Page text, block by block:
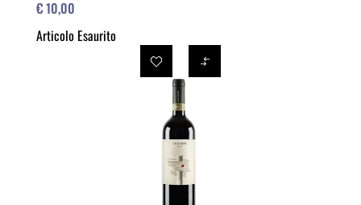
€ 10,00
Articolo Esaurito